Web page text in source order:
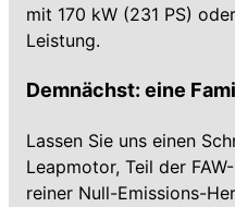
mit 170 kW (231 PS)
Leistung.
Demnächst: eine
Lassen Sie uns einen
Leapmotor, Teil der
reiner Null-Emissions-